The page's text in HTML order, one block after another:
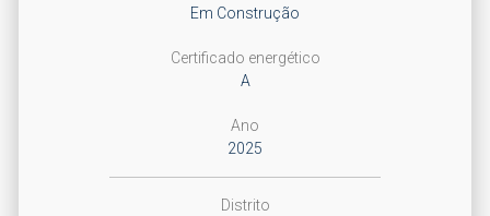
Em Construção
Certificado energético
A
Ano
2025
Distrito